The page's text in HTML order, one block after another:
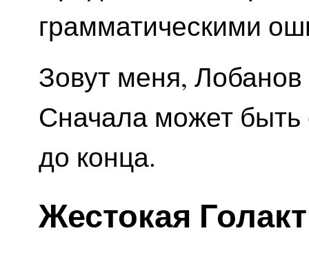
грамматическими
Зовут меня,
Сначала может быть
до конца.
Жестокая